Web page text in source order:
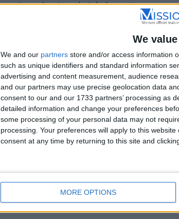
We
We and our partners store and/or access information
such as unique identifiers and standard information
advertising and content measurement, audience
and our partners may use precise geolocation data
consent to our and our 1733 partners’ processing as
detailed information and change your preferences
some processing of your personal data may not
processing. Your preferences will apply to this
consent at any time by returning to this site and
MORE OPTIONS
socio-professionnel et de formation.
d’orientation et d’accompagnement, la
vous accompagne dans les domaines
logement, le transport et l’accès aux droits.
L’objectif primordial de la Mission locale
proposer un parcours de formation et
affirmant son engagement à combattre
dédiés à votre réussite professionnelle et
vous accompagner dans votre parcours vers
sociale.